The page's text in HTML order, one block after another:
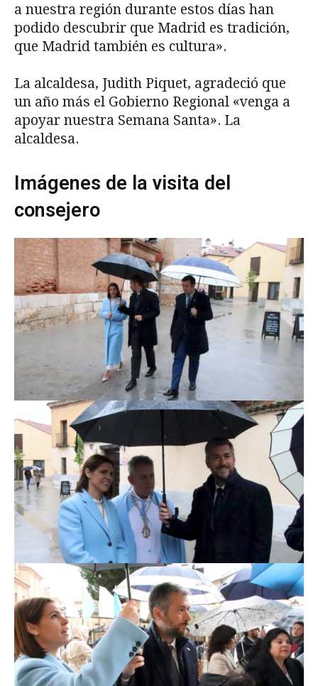
a nuestra región durante estos días han
podido descubrir que Madrid es tradición,
que Madrid también es cultura».
La alcaldesa, Judith Piquet, agradeció que
un año más el Gobierno Regional «venga a
apoyar nuestra Semana Santa». La
alcaldesa.
Imágenes de la visita del
consejero